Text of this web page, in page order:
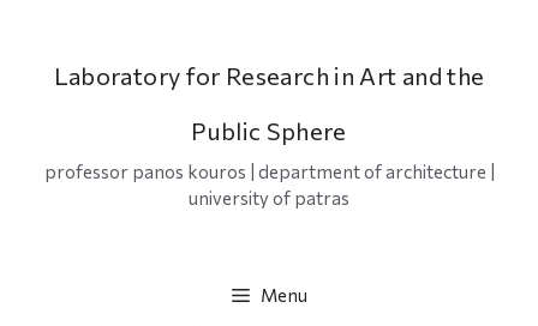
Laboratory for Research in Art and the
Public Sphere
professor panos kouros | department of architecture |
university of patras
Menu